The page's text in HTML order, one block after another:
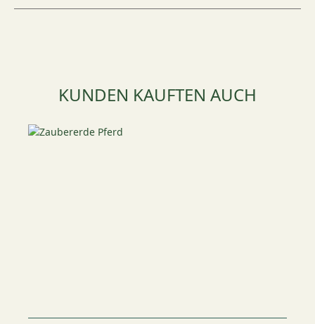
Produktgalerie überspringen
KUNDEN KAUFTEN AUCH